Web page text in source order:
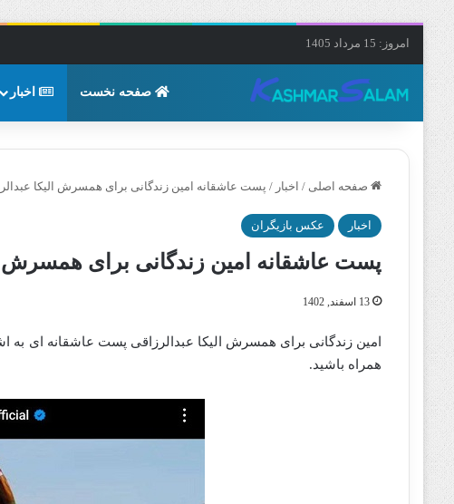
امروز: 15 مرداد 1405
صفحه نخست اخبار
صفحه اصلی / اخبار / پست عاشقانه امین زندگانی برای همسرش الیکا
اخبار عکس بازیگران
پست عاشقانه امین زندگانی برای همسرش
13 اسفند, 1402
امین زندگانی برای همسرش الیکا عبدالرزاقی پست عاشقانه ای به
همراه باشید.